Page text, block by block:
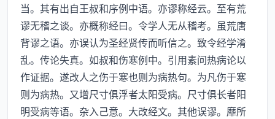
当。其有出自王叔和序例中语。亦谬称经云。至有荒
谬无稽之谈。亦概称经曰。令学人无从稽考。虽荒唐
背谬之语。亦误认为圣经贤传而听信之。致令经学淆
乱。传论失真。如叔和伤寒例中。引用素问热病论以
作证据。遂改人之伤于寒也则为病热句。为凡伤于寒
则为病热。又增尺寸俱浮者太阳受病。尺寸俱长者阳
明受病等语。杂入己意。大改经文。其他误谬。靡所